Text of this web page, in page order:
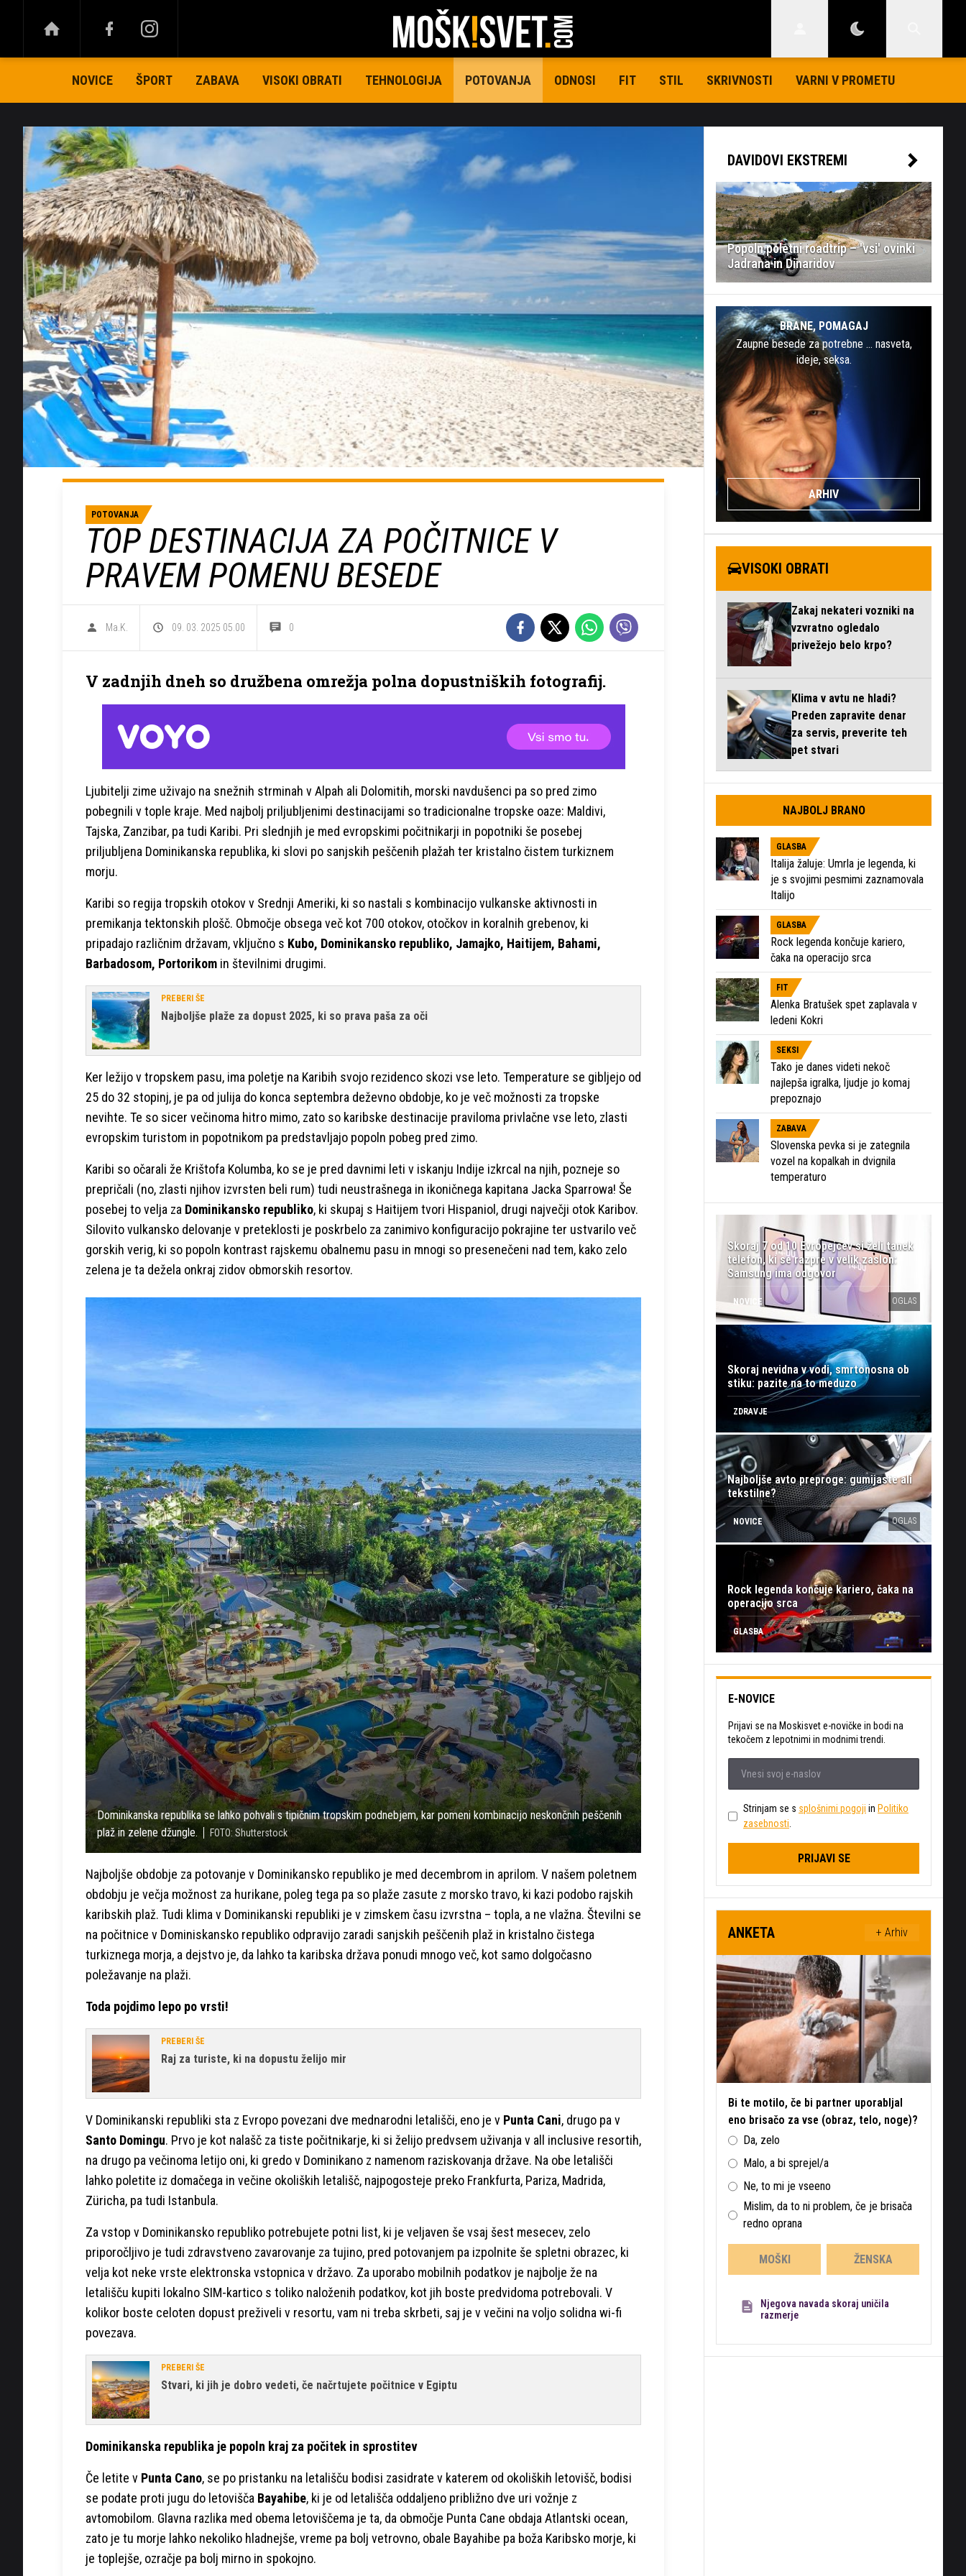
NOVICE ŠPORT ZABAVA VISOKI OBRATI TEHNOLOGIJA POTOVANJA ODNOSI FIT STIL SKRIVNOSTI VARNI V PROMETU
POTOVANJA
TOP DESTINACIJA ZA POČITNICE V
PRAVEM POMENU BESEDE
Ma.K. 09. 03. 2025 05.00 0
V zadnjih dneh so družbena omrežja polna dopustniških fotografij.
Ljubitelji zime uživajo na snežnih strminah v Alpah ali Dolomitih, morski navdušenci pa so pred zimo
pobegnili v tople kraje. Med najbolj priljubljenimi destinacijami so tradicionalne tropske oaze: Maldivi,
Tajska, Zanzibar, pa tudi Karibi. Pri slednjih je med evropskimi počitnikarji in popotniki še posebej
priljubljena Dominikanska republika, ki slovi po sanjskih peščenih plažah ter kristalno čistem turkiznem
morju.
Karibi so regija tropskih otokov v Srednji Ameriki, ki so nastali s kombinacijo vulkanske aktivnosti in
premikanja tektonskih plošč. Območje obsega več kot 700 otokov, otočkov in koralnih grebenov, ki
pripadajo različnim državam, vključno s Kubo, Dominikansko republiko, Jamajko, Haitijem, Bahami,
Barbadosom, Portorikom in številnimi drugimi.
PREBERI ŠE
Najboljše plaže za dopust 2025, ki so prava paša za oči
Ker ležijo v tropskem pasu, ima poletje na Karibih svojo rezidenco skozi vse leto. Temperature se gibljejo od
25 do 32 stopinj, je pa od julija do konca septembra deževno obdobje, ko je več možnosti za tropske
nevihte. Te so sicer večinoma hitro mimo, zato so karibske destinacije praviloma privlačne vse leto, zlasti
evropskim turistom in popotnikom pa predstavljajo popoln pobeg pred zimo.
Karibi so očarali že Krištofa Kolumba, ko se je pred davnimi leti v iskanju Indije izkrcal na njih, pozneje so
prepričali (no, zlasti njihov izvrsten beli rum) tudi neustrašnega in ikoničnega kapitana Jacka Sparrowa! Še
posebej to velja za Dominikansko republiko, ki skupaj s Haitijem tvori Hispaniol, drugi največji otok Karibov.
Silovito vulkansko delovanje v preteklosti je poskrbelo za zanimivo konfiguracijo pokrajine ter ustvarilo več
gorskih verig, ki so popoln kontrast rajskemu obalnemu pasu in mnogi so presenečeni nad tem, kako zelo
zelena je ta dežela onkraj zidov obmorskih resortov.
Dominikanska republika se lahko pohvali s tipičnim tropskim podnebjem, kar pomeni kombinacijo neskončnih peščenih
plaž in zelene džungle.
FOTO: Shutterstock
Najboljše obdobje za potovanje v Dominikansko republiko je med decembrom in aprilom. V našem poletnem
obdobju je večja možnost za hurikane, poleg tega pa so plaže zasute z morsko travo, ki kazi podobo rajskih
karibskih plaž. Tudi klima v Dominikanski republiki je v zimskem času izvrstna – topla, a ne vlažna. Številni se
na počitnice v Dominiskansko republiko odpravijo zaradi sanjskih peščenih plaž in kristalno čistega
turkiznega morja, a dejstvo je, da lahko ta karibska država ponudi mnogo več, kot samo dolgočasno
poležavanje na plaži.
Toda pojdimo lepo po vrsti!
PREBERI ŠE
Raj za turiste, ki na dopustu želijo mir
V Dominikanski republiki sta z Evropo povezani dve mednarodni letališči, eno je v Punta Cani, drugo pa v
Santo Domingu. Prvo je kot nalašč za tiste počitnikarje, ki si želijo predvsem uživanja v all inclusive resortih,
na drugo pa večinoma letijo oni, ki gredo v Dominikano z namenom raziskovanja države. Na obe letališči
lahko poletite iz domačega in večine okoliških letališč, najpogosteje preko Frankfurta, Pariza, Madrida,
Züricha, pa tudi Istanbula.
Za vstop v Dominikansko republiko potrebujete potni list, ki je veljaven še vsaj šest mesecev, zelo
priporočljivo je tudi zdravstveno zavarovanje za tujino, pred potovanjem pa izpolnite še spletni obrazec, ki
velja kot neke vrste elektronska vstopnica v državo. Za uporabo mobilnih podatkov je najbolje že na
letališču kupiti lokalno SIM-kartico s toliko naloženih podatkov, kot jih boste predvidoma potrebovali. V
kolikor boste celoten dopust preživeli v resortu, vam ni treba skrbeti, saj je v večini na voljo solidna wi-fi
povezava.
PREBERI ŠE
Stvari, ki jih je dobro vedeti, če načrtujete počitnice v Egiptu
Dominikanska republika je popoln kraj za počitek in sprostitev
Če letite v Punta Cano, se po pristanku na letališču bodisi zasidrate v katerem od okoliških letovišč, bodisi
se podate proti jugu do letovišča Bayahibe, ki je od letališča oddaljeno približno dve uri vožnje z
avtomobilom. Glavna razlika med obema letoviščema je ta, da območje Punta Cane obdaja Atlantski ocean,
zato je tu morje lahko nekoliko hladnejše, vreme pa bolj vetrovno, obale Bayahibe pa boža Karibsko morje, ki
je toplejše, ozračje pa bolj mirno in spokojno.
DAVIDOVI EKSTREMI
Popoln poletni roadtrip – 'vsi' ovinki
Jadrana in Dinaridov
BRANE, POMAGAJ
Zaupne besede za potrebne … nasveta,
ideje, seksa.
ARHIV
VISOKI OBRATI
Zakaj nekateri vozniki na
vzvratno ogledalo
privežejo belo krpo?
Klima v avtu ne hladi?
Preden zapravite denar
za servis, preverite teh
pet stvari
NAJBOLJ BRANO
GLASBA
Italija žaluje: Umrla je legenda, ki
je s svojimi pesmimi zaznamovala
Italijo
GLASBA
Rock legenda končuje kariero,
čaka na operacijo srca
FIT
Alenka Bratušek spet zaplavala v
ledeni Kokri
SEKSI
Tako je danes videti nekoč
najlepša igralka, ljudje jo komaj
prepoznajo
ZABAVA
Slovenska pevka si je zategnila
vozel na kopalkah in dvignila
temperaturo
Skoraj 7 od 10 Evropejcev si želi tanek
telefon, ki se razpre v velik zaslon:
Samsung ima odgovor
NOVICE OGLAS
Skoraj nevidna v vodi, smrtonosna ob
stiku: pazite na to meduzo
ZDRAVJE
Najboljše avto preproge: gumijaste ali
tekstilne?
NOVICE OGLAS
Rock legenda končuje kariero, čaka na
operacijo srca
GLASBA
E-NOVICE
Prijavi se na Moskisvet e-novičke in bodi na
tekočem z lepotnimi in modnimi trendi.
Strinjam se s splošnimi pogoji in Politiko
zasebnosti.
PRIJAVI SE
ANKETA + Arhiv
Bi te motilo, če bi partner uporabljal
eno brisačo za vse (obraz, telo, noge)?
Da, zelo
Malo, a bi sprejel/a
Ne, to mi je vseeno
Mislim, da to ni problem, če je brisača
redno oprana
MOŠKI ŽENSKA
Njegova navada skoraj uničila
razmerje